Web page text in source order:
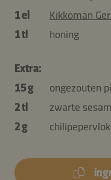
1 el
Kikkoman
1 tl
honing
Extra:
15 g
ongezouten
2 tl
zwarte
2 g